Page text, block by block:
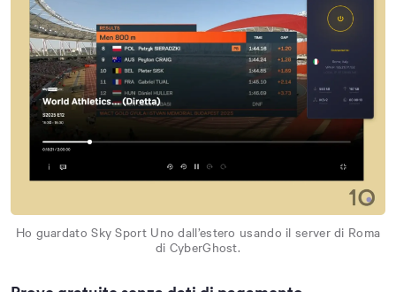
Ho guardato Sky Sport Uno dall’estero usando il server di Roma
di CyberGhost.